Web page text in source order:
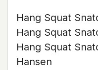
Hang Squat
Hang Squat
Hang Squat
Hansen